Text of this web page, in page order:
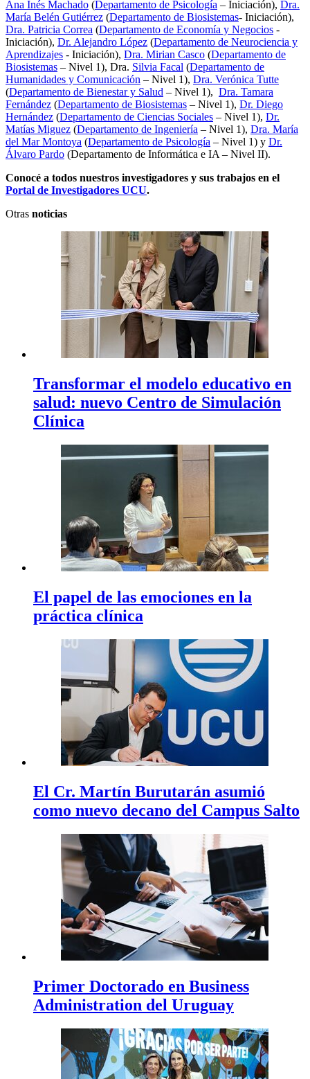
Ana Inés Machado (Departamento de Psicología – Iniciación), Dra.
María Belén Gutiérrez (Departamento de Biosistemas- Iniciación),
Dra. Patricia Correa (Departamento de Economía y Negocios -
Iniciación), Dr. Alejandro López (Departamento de Neurociencia y
Aprendizajes - Iniciación), Dra. Mirian Casco (Departamento de
Biosistemas – Nivel 1), Dra. Silvia Facal (Departamento de
Humanidades y Comunicación – Nivel 1), Dra. Verónica Tutte
(Departamento de Bienestar y Salud – Nivel 1), Dra. Tamara
Fernández (Departamento de Biosistemas – Nivel 1), Dr. Diego
Hernández (Departamento de Ciencias Sociales – Nivel 1), Dr.
Matías Miguez (Departamento de Ingeniería – Nivel 1), Dra. María
del Mar Montoya (Departamento de Psicología – Nivel 1) y Dr.
Álvaro Pardo (Departamento de Informática e IA – Nivel II).
Conocé a todos nuestros investigadores y sus trabajos en el
Portal de Investigadores UCU.
Otras noticias
Transformar el modelo educativo en
salud: nuevo Centro de Simulación
Clínica
El papel de las emociones en la
práctica clínica
El Cr. Martín Burutarán asumió
como nuevo decano del Campus Salto
Primer Doctorado en Business
Administration del Uruguay